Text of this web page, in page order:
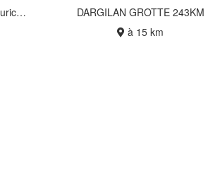
pic st loup st laurent le minier st Maurice navacelle
DARGILAN GROTTE 243KM
à 15 km